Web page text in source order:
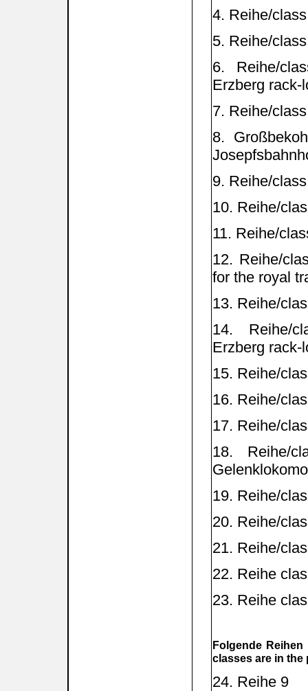
4. Reihe/
5. Reihe/
6. Reihe/
Erzberg rack-
7. Reihe/
8.
9. Reihe/
10. Reihe/
11. Reihe/
12. Reihe/
for the royal
13. Reihe/
14. Reihe/
Erzberg rack-
15. Reihe/
16. Reihe/
17. Reihe/
18. Reihe/
19. Reihe/
20. Reihe/
21. Reihe/
22. Reihe
23. Reihe
Folgende
classes are in
24. Reihe